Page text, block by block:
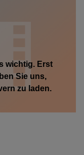
wichtig. Erst
Sie uns,
zu laden.